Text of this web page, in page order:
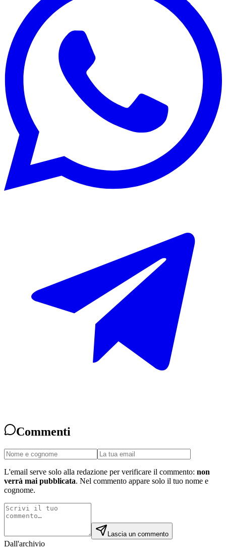
Commenti
L'email serve solo alla redazione per verificare il commento: non
verrà mai pubblicata. Nel commento appare solo il tuo nome e
cognome.
Lascia un commento
Dall'archivio